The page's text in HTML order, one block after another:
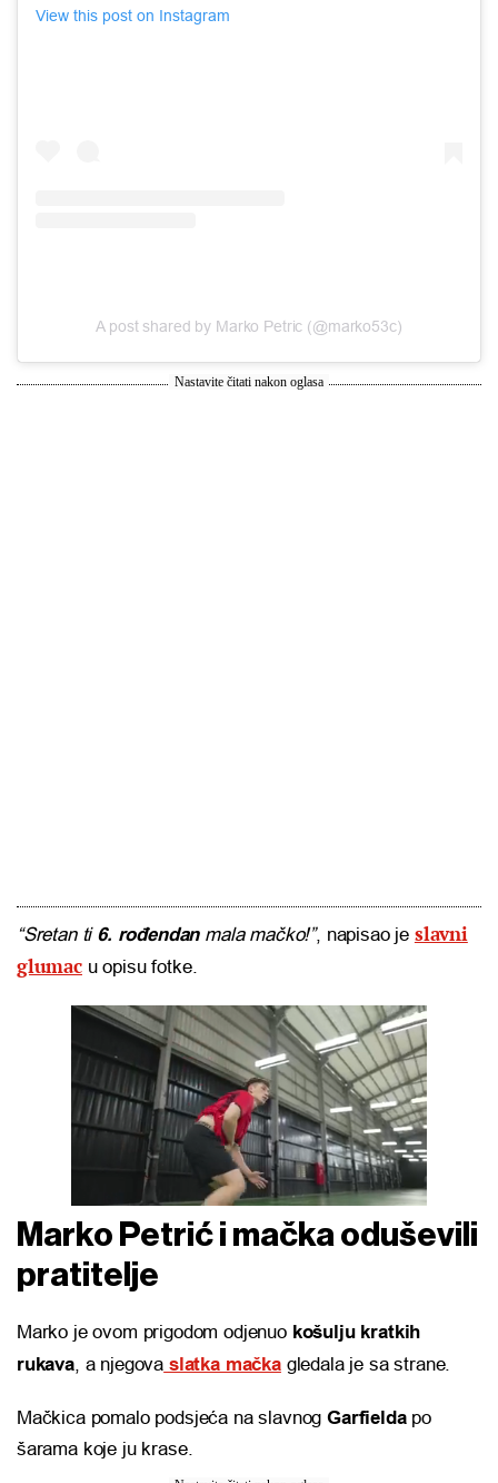
View this post on Instagram
A post shared by Marko Petric (@marko53c)
Nastavite čitati nakon oglasa
“Sretan ti6. rođendanmala mačko!”, napisao je slavni
glumacu opisu fotke.
Marko Petrić i mačka oduševili
pratitelje
Marko je ovom prigodom odjenuo košulju kratkih
rukava, a njegova slatka mačkagledala je sa strane.
Mačkica pomalo podsjeća na slavnogGarfieldapo
šarama koje ju krase.